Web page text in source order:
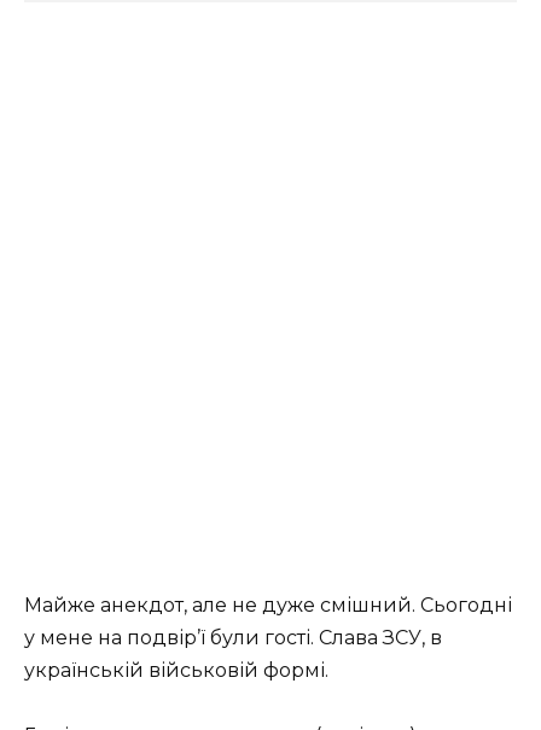
Майже анекдот, але не дуже смішний. Сьогодні
у мене на подвір’ї були гості. Слава ЗСУ, в
українській військовій формі.